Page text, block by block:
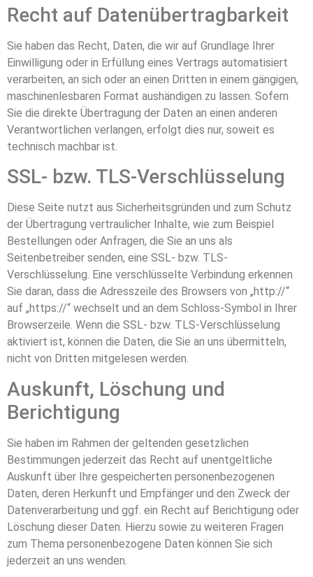
Recht auf Daten­übertrag­barkeit
Sie haben das Recht, Daten, die wir auf Grundlage Ihrer
Einwilligung oder in Erfüllung eines Vertrags automatisiert
verarbeiten, an sich oder an einen Dritten in einem gängigen,
maschinenlesbaren Format aushändigen zu lassen. Sofern
Sie die direkte Übertragung der Daten an einen anderen
Verantwortlichen verlangen, erfolgt dies nur, soweit es
technisch machbar ist.
SSL- bzw. TLS-Verschlüsselung
Diese Seite nutzt aus Sicherheitsgründen und zum Schutz
der Übertragung vertraulicher Inhalte, wie zum Beispiel
Bestellungen oder Anfragen, die Sie an uns als
Seitenbetreiber senden, eine SSL- bzw. TLS-
Verschlüsselung. Eine verschlüsselte Verbindung erkennen
Sie daran, dass die Adresszeile des Browsers von „http://“
auf „https://“ wechselt und an dem Schloss-Symbol in Ihrer
Browserzeile. Wenn die SSL- bzw. TLS-Verschlüsselung
aktiviert ist, können die Daten, die Sie an uns übermitteln,
nicht von Dritten mitgelesen werden.
Auskunft, Löschung und
Berichtigung
Sie haben im Rahmen der geltenden gesetzlichen
Bestimmungen jederzeit das Recht auf unentgeltliche
Auskunft über Ihre gespeicherten personenbezogenen
Daten, deren Herkunft und Empfänger und den Zweck der
Datenverarbeitung und ggf. ein Recht auf Berichtigung oder
Löschung dieser Daten. Hierzu sowie zu weiteren Fragen
zum Thema personenbezogene Daten können Sie sich
jederzeit an uns wenden.